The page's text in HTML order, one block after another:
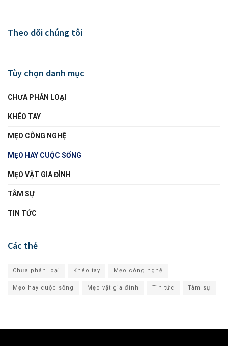
Theo dõi chúng tôi
Tùy chọn danh mục
CHƯA PHÂN LOẠI
KHÉO TAY
MẸO CÔNG NGHỆ
MẸO HAY CUỘC SỐNG
MẸO VẶT GIA ĐÌNH
TÂM SỰ
TIN TỨC
Các thẻ
Chưa phân loại Khéo tay Mẹo công nghệ
Mẹo hay cuộc sống Mẹo vặt gia đình Tin tức Tâm sự